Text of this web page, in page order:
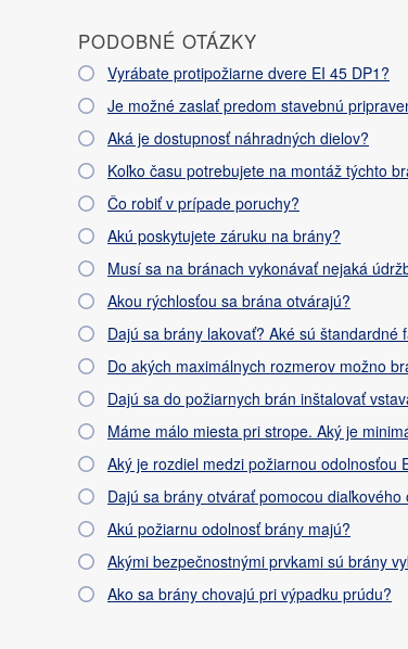
PODOBNÉ OTÁZKY
Vyrábate protipožiarne dvere EI 45 DP1?
Je možné zaslať predom stavebnú
Aká je dostupnosť náhradných dielov?
Koľko času potrebujete na montáž týchto
Čo robiť v prípade poruchy?
Akú poskytujete záruku na brány?
Musí sa na bránach vykonávať nejaká
Akou rýchlosťou sa brána otvárajú?
Dajú sa brány lakovať? Aké sú štandardné
Do akých maximálnych rozmerov možno
Dajú sa do požiarnych brán inštalovať
Máme málo miesta pri strope. Aký je
Aký je rozdiel medzi požiarnou odolnosťou
Dajú sa brány otvárať pomocou diaľkového
Akú požiarnu odolnosť brány majú?
Akými bezpečnostnými prvkami sú brány
Ako sa brány chovajú pri výpadku prúdu?